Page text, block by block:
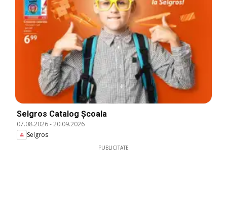
Selgros Catalog Şcoala
07.08.2026-20.09.2026
Selgros
PUBLICITATE